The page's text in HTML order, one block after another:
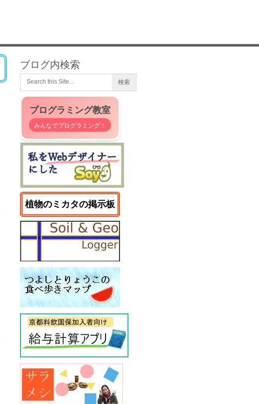
ブログ内検索
プログラミング教室
みんなでプログラミング！
植物のミカタの掲示板